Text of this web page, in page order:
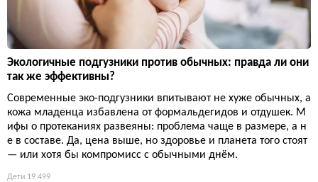
Экологичные подгузники против обычных: правда ли они
так же эффективны?
Современные эко-подгузники впитывают не хуже обычных, а
кожа младенца избавлена от формальдегидов и отдушек. М
ифы о протеканиях развеяны: проблема чаще в размере, а н
е в составе. Да, цена выше, но здоровье и планета того стоят
— или хотя бы компромисс с обычными днём.
Дети 19 499